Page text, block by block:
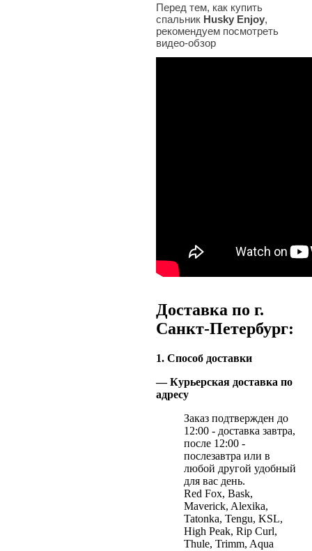
Перед тем, как купить
спальник Husky Enjoy,
рекомендуем посмотреть
видео-обзор
Доставка по г.
Санкт-Петербург:
1. Способ доставки
— Курьерская доставка по
адресу
Заказ подтвержден до
12:00 - доставка завтра,
после 12:00 -
послезавтра или в
любой другой удобный
для вас день.
Red Fox, Bask,
Maverick, Alexika,
Tatonka, Tengu, KSL,
High Peak, Rip Curl,
Thule, Trimm, Aqua